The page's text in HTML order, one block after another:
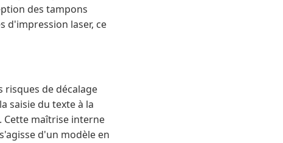
des tampons
d'impression laser, ce
risques de décalage
saisie du texte à la
Cette maîtrise interne
d'un modèle en